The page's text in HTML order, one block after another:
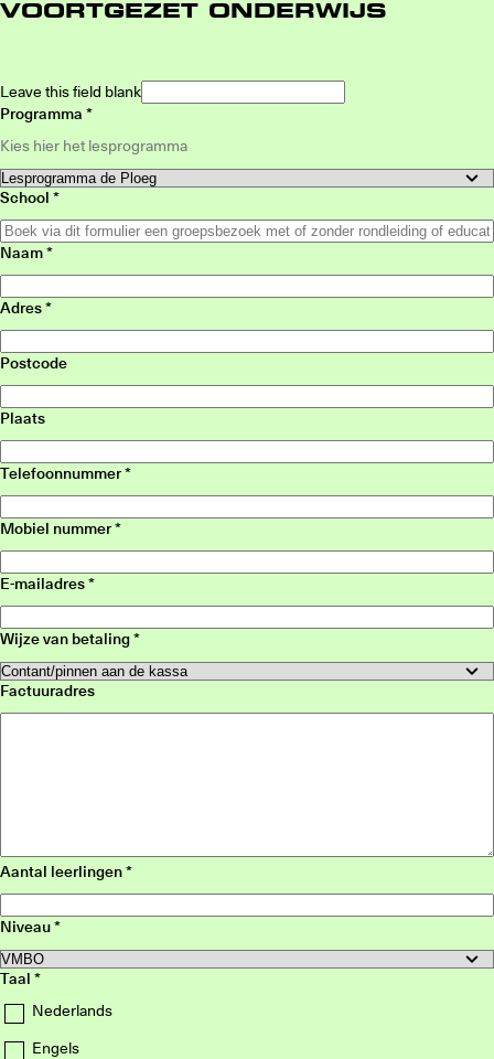
VOORTGEZET ONDERWIJS
Leave this field blank
Programma
Kies hier het lesprogramma
School
Naam
Adres
Postcode
Plaats
Telefoonnummer
Mobiel nummer
E-mailadres
Wijze van betaling
Factuuradres
Aantal leerlingen
Niveau
Taal
Nederlands
Engels